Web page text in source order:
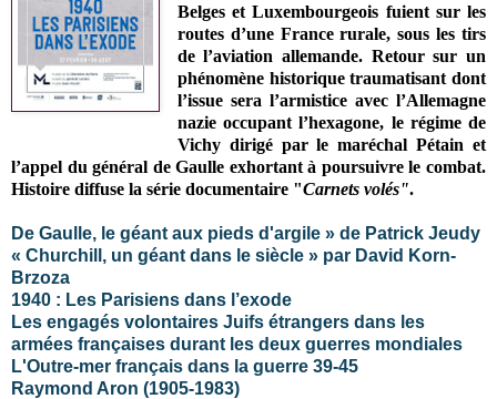
Belges et Luxembourgeois fuient sur les
routes d’une France rurale, sous les tirs
de l’aviation allemande. Retour sur un
phénomène historique traumatisant dont
l’issue sera l’armistice avec l’Allemagne
nazie occupant l’hexagone, le régime de
Vichy dirigé par le maréchal Pétain et
l’appel du général de Gaulle exhortant à poursuivre le combat.
Histoire diffuse la série documentaire "Carnets volés".
De Gaulle, le géant aux pieds d'argile » de Patrick Jeudy
« Churchill, un géant dans le siècle » par David Korn-
Brzoza
1940 : Les Parisiens dans l’exode
Les engagés volontaires Juifs étrangers dans les
armées françaises durant les deux guerres mondiales
L'Outre-mer français dans la guerre 39-45
Raymond Aron (1905-1983)